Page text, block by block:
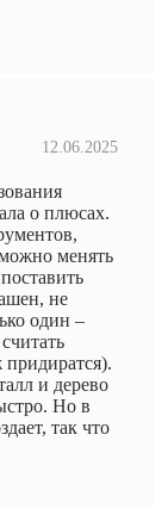
12.06.2025
о плюсах.
менять
не
один –
придиратся).
и дерево
Но в
так что